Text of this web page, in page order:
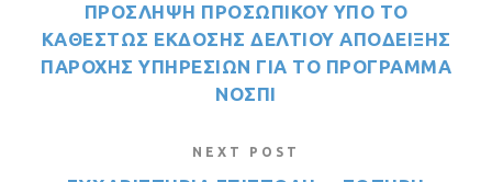
ΠΡΟΣΛΗΨΗ ΠΡΟΣΩΠΙΚΟΥ ΥΠΟ ΤΟ
ΚΑΘΕΣΤΩΣ ΕΚΔΟΣΗΣ ΔΕΛΤΙΟΥ ΑΠΟΔΕΙΞΗΣ
ΠΑΡΟΧΗΣ ΥΠΗΡΕΣΙΩΝ ΓΙΑ ΤΟ ΠΡΟΓΡΑΜΜΑ
ΝΟΣΠΙ
NEXT POST